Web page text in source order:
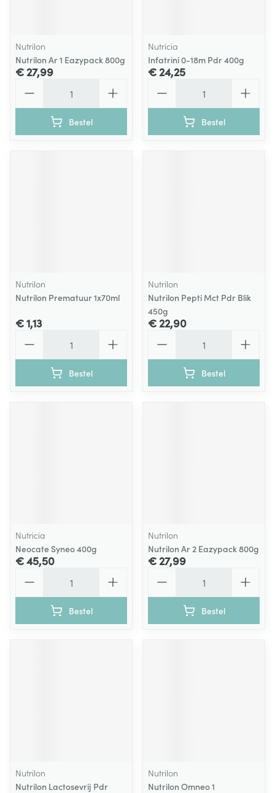
Nutrilon
Nutrilon Ar 1 Eazypack 800g
€ 27,99
Bestel
Nutricia
Infatrini 0-18m Pdr 400g
€ 24,25
Bestel
Nutrilon
Nutrilon Prematuur 1x70ml
€ 1,13
Bestel
Nutrilon
Nutrilon Pepti Mct Pdr Blik
450g
€ 22,90
Bestel
Nutricia
Neocate Syneo 400g
€ 45,50
Bestel
Nutrilon
Nutrilon Ar 2 Eazypack 800g
€ 27,99
Bestel
Nutrilon
Nutrilon Lactosevrij Pdr
Nutrilon
Nutrilon Omneo 1